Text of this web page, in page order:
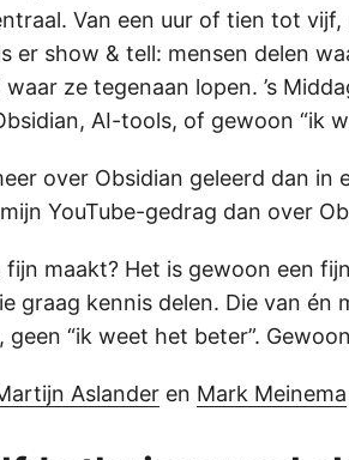
Van een uur of tien tot vijf,
er show & tell: mensen delen
ze tegenaan lopen. ’s
AI-tools, of gewoon “ik
over Obsidian geleerd dan in
YouTube-gedrag dan over
maakt? Het is gewoon een
graag kennis delen. Die van én
geen “ik weet het beter”.
Aslander en Mark Meinema